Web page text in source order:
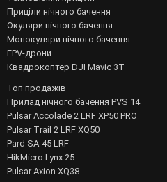
Приціли нічного бачення
Окуляри нічного бачення
Монокуляри нічного бачення
FPV-дрони
Квадрокоптер DJI Mavic 3T
Топ продажів
Прилад нічного бачення PVS 14
Pulsar Accolade 2 LRF XP50 PRO
Pulsar Trail 2 LRF XQ50
Pard SA-45 LRF
HikMicro Lynx 25
Pulsar Axion XQ38